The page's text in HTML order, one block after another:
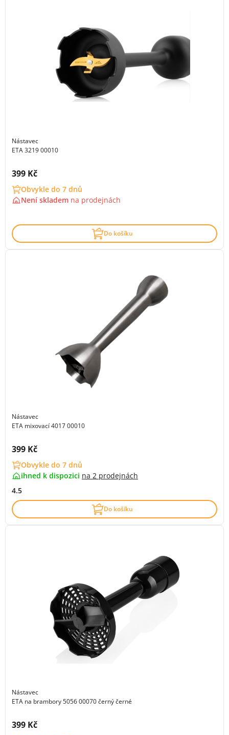
Nástavec
ETA 3219 00010
Cena s DPH:
399 Kč
Obvykle do 7 dnů
Není skladem na prodejnách
Do košíku
Nástavec
ETA mixovací 4017 00010
Cena s DPH:
399 Kč
Obvykle do 7 dnů
ihned k dispozici na 2 prodejnách
4.5
Do košíku
Nástavec
ETA na brambory 5056 00070 černý černé
Cena s DPH:
399 Kč